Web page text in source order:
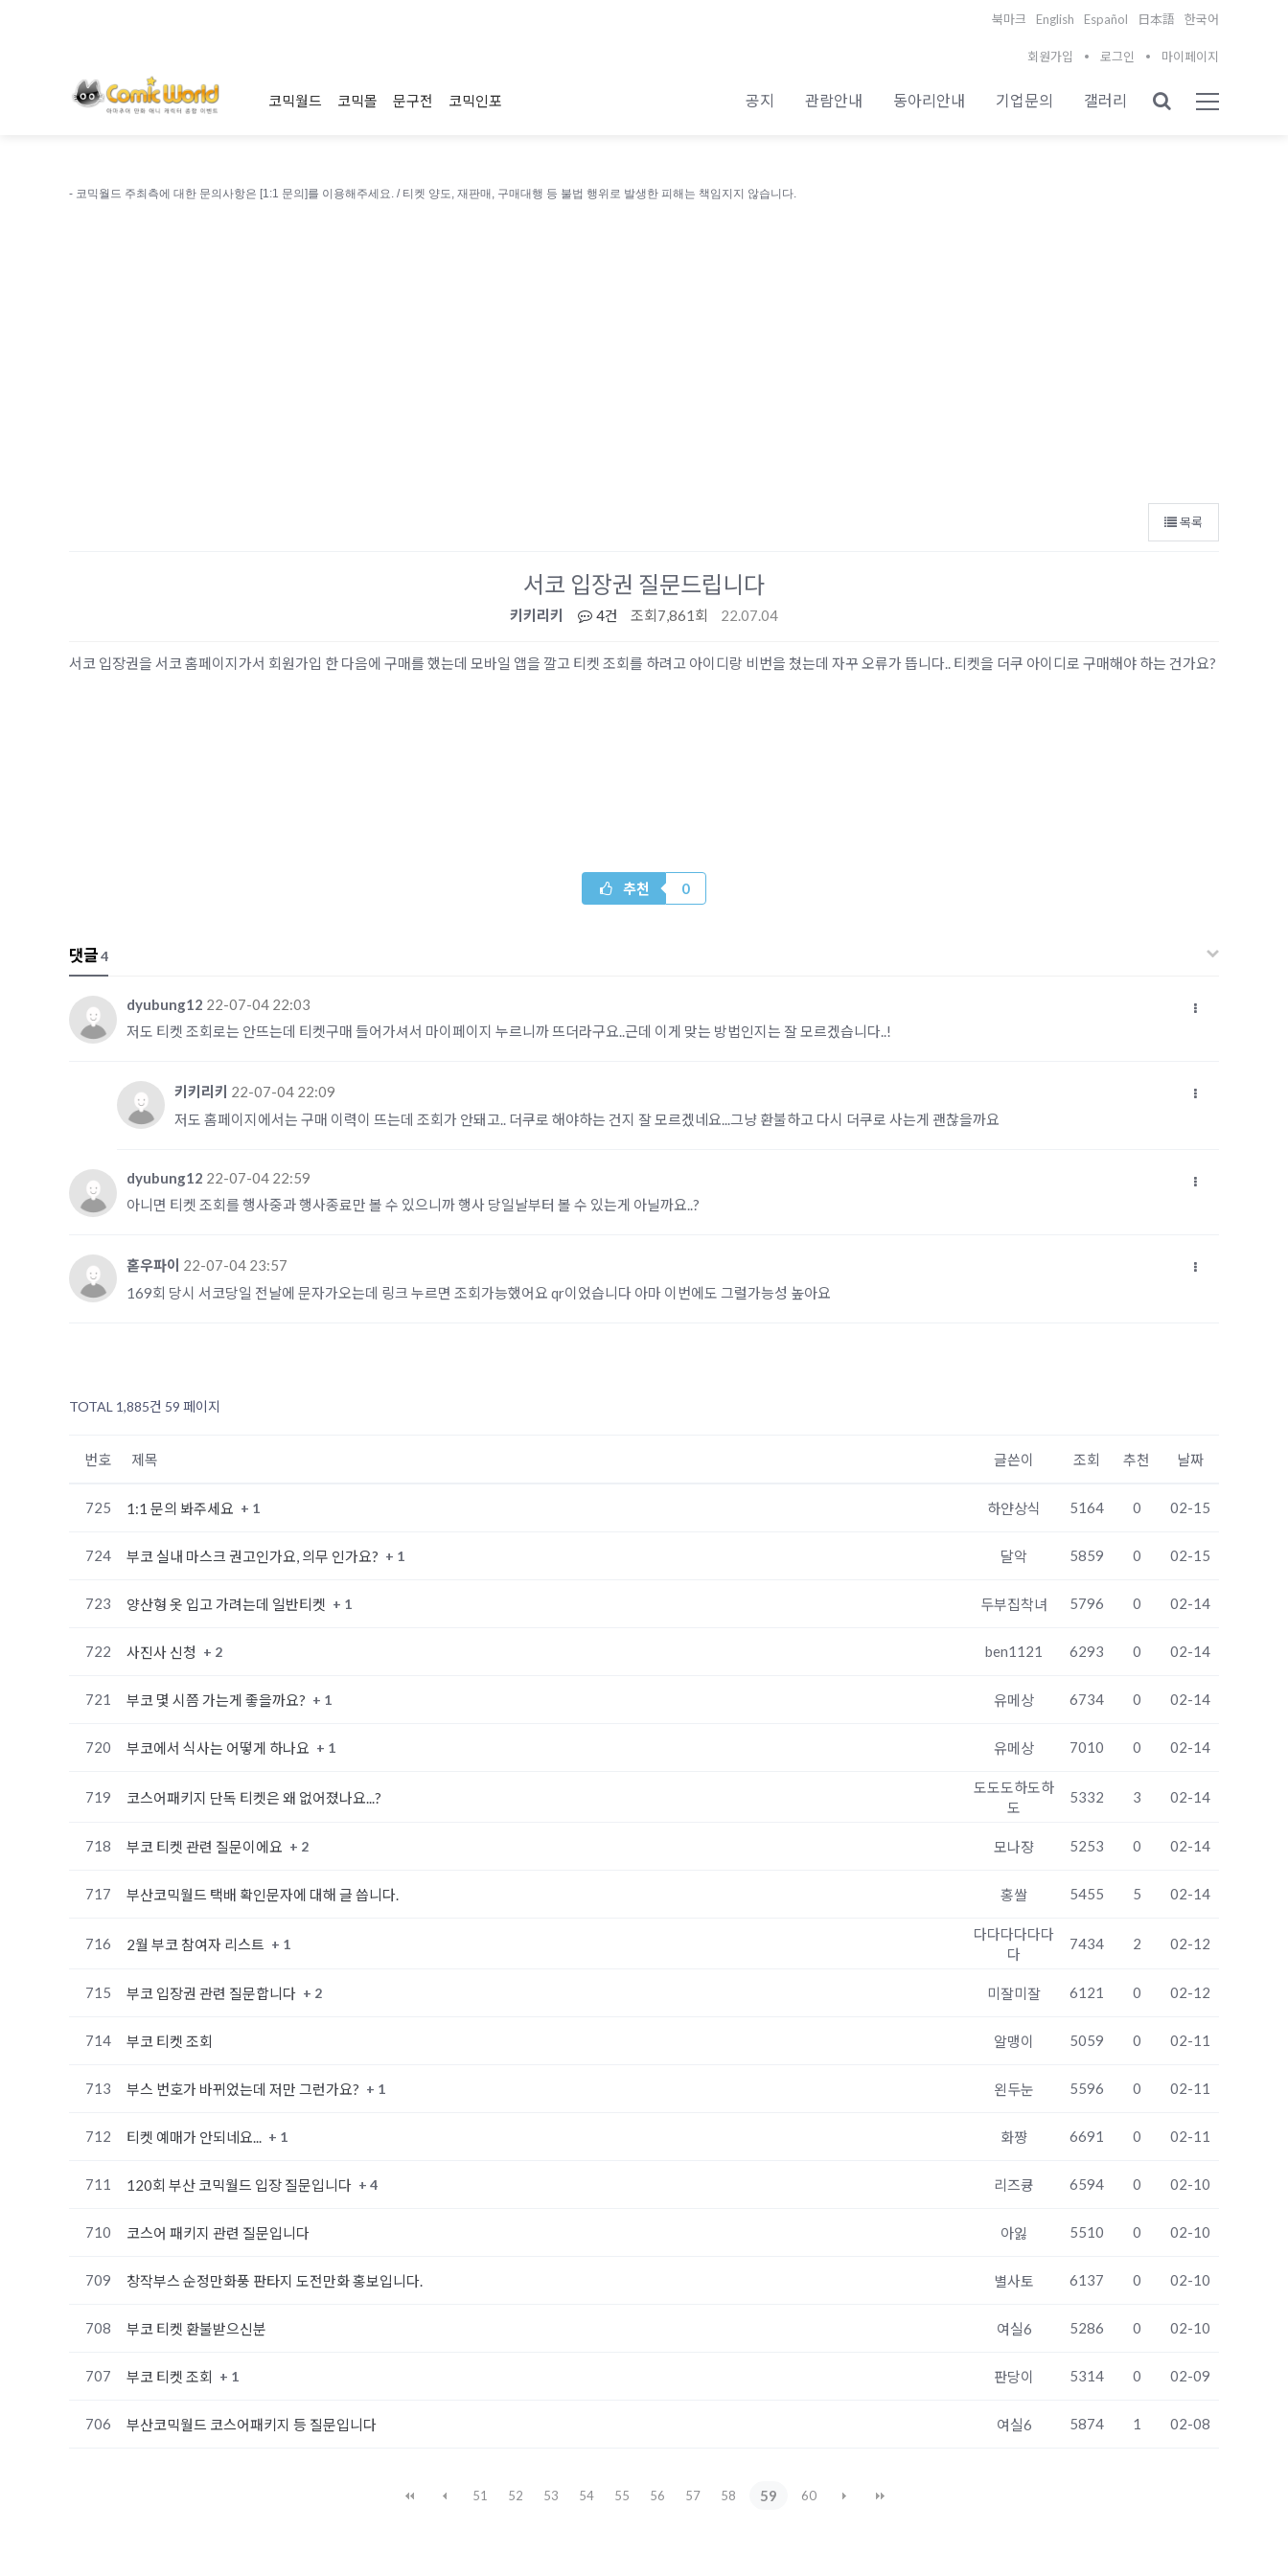
북마크 English Español 日本語 한국어
회원가입 로그인 마이페이지
코믹월드 코믹몰 문구전 코믹인포 공지 관람안내 동아리안내 기업문의 갤러리
- 코믹월드 주최측에 대한 문의사항은 [1:1 문의]를 이용해주세요. / 티켓 양도, 재판매, 구매대행 등 불법 행위로 발생한 피해는 책임지지 않습니다.
목록
서코 입장권 질문드립니다
키키리키 4건 조회7,861회 22.07.04
서코 입장권을 서코 홈페이지가서 회원가입 한 다음에 구매를 했는데 모바일 앱을 깔고 티켓 조회를 하려고 아이디랑 비번을 쳤는데 자꾸 오류가 뜹니다.. 티켓을 더쿠 아이디로 구매해야 하는 건가요?
추천 0
댓글4
dyubung12 22-07-04 22:03
저도 티켓 조회로는 안뜨는데 티켓구매 들어가셔서 마이페이지 누르니까 뜨더라구요..근데 이게 맞는 방법인지는 잘 모르겠습니다..!
키키리키 22-07-04 22:09
저도 홈페이지에서는 구매 이력이 뜨는데 조회가 안돼고.. 더쿠로 해야하는 건지 잘 모르겠네요...그냥 환불하고 다시 더쿠로 사는게 괜찮을까요
dyubung12 22-07-04 22:59
아니면 티켓 조회를 행사중과 행사종료만 볼 수 있으니까 행사 당일날부터 볼 수 있는게 아닐까요..?
혿우파이 22-07-04 23:57
169회 당시 서코당일 전날에 문자가오는데 링크 누르면 조회가능했어요 qr이었습니다 아마 이번에도 그럴가능성 높아요
TOTAL 1,885건 59 페이지
번호 제목 글쓴이 조회 추천 날짜
725 1:1 문의 봐주세요 + 1 하얀상식 5164 0 02-15
724 부코 실내 마스크 권고인가요, 의무 인가요? + 1 달악 5859 0 02-15
723 양산형 옷 입고 가려는데 일반티켓 + 1 두부집착녀 5796 0 02-14
722 사진사 신청 + 2 ben1121 6293 0 02-14
721 부코 몇 시쯤 가는게 좋을까요? + 1 유메상 6734 0 02-14
720 부코에서 식사는 어떻게 하나요 + 1 유메상 7010 0 02-14
719 코스어패키지 단독 티켓은 왜 없어졌나요...?
도도도하도하
도
5332 3 02-14
718 부코 티켓 관련 질문이에요 + 2 모나쟝 5253 0 02-14
717 부산코믹월드 택배 확인문자에 대해 글 씁니다. 홍쌀 5455 5 02-14
716 2월 부코 참여자 리스트 + 1
다다다다다다
다
7434 2 02-12
715 부코 입장권 관련 질문합니다 + 2 미잘미잘 6121 0 02-12
714 부코 티켓 조회 알맹이 5059 0 02-11
713 부스 번호가 바뀌었는데 저만 그런가요? + 1 왼두눈 5596 0 02-11
712 티켓 예매가 안되네요... + 1 화쨩 6691 0 02-11
711 120회 부산 코믹월드 입장 질문입니다 + 4 리즈큥 6594 0 02-10
710 코스어 패키지 관련 질문입니다 아잃 5510 0 02-10
709 창작부스 순정만화풍 판타지 도전만화 홍보입니다. 별사토 6137 0 02-10
708 부코 티켓 환불받으신분 여실6 5286 0 02-10
707 부코 티켓 조회 + 1 판당이 5314 0 02-09
706 부산코믹월드 코스어패키지 등 질문입니다 여실6 5874 1 02-08
51 52 53 54 55 56 57 58 59 60
맨끝